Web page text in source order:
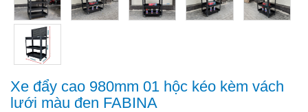
Xe đẩy cao 980mm 01 hộc kéo kèm vách
lưới màu đen FABINA